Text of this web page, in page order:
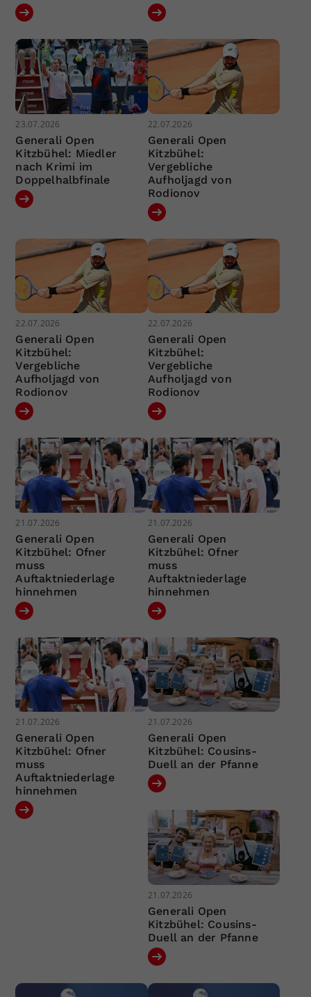
23.07.2026
Generali Open
Kitzbühel: Miedler
nach Krimi im
Doppelhalbfinale
22.07.2026
Generali Open
Kitzbühel:
Vergebliche
Aufholjagd von
Rodionov
22.07.2026
Generali Open
Kitzbühel:
Vergebliche
Aufholjagd von
Rodionov
22.07.2026
Generali Open
Kitzbühel:
Vergebliche
Aufholjagd von
Rodionov
21.07.2026
Generali Open
Kitzbühel: Ofner
muss
Auftaktniederlage
hinnehmen
21.07.2026
Generali Open
Kitzbühel: Ofner
muss
Auftaktniederlage
hinnehmen
21.07.2026
Generali Open
Kitzbühel: Ofner
muss
Auftaktniederlage
hinnehmen
21.07.2026
Generali Open
Kitzbühel: Cousins-
Duell an der Pfanne
21.07.2026
Generali Open
Kitzbühel: Cousins-
Duell an der Pfanne